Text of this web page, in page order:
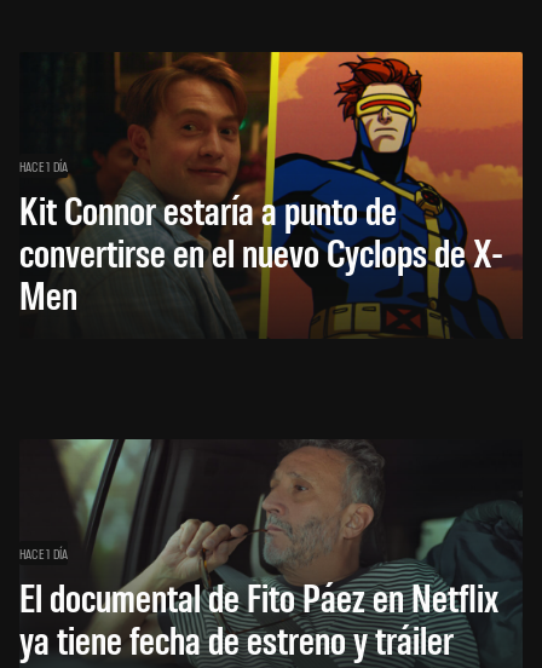
HACE 1 DÍA
Kit Connor estaría a punto de
convertirse en el nuevo Cyclops de X-
Men
HACE 1 DÍA
El documental de Fito Páez en Netflix
ya tiene fecha de estreno y tráiler